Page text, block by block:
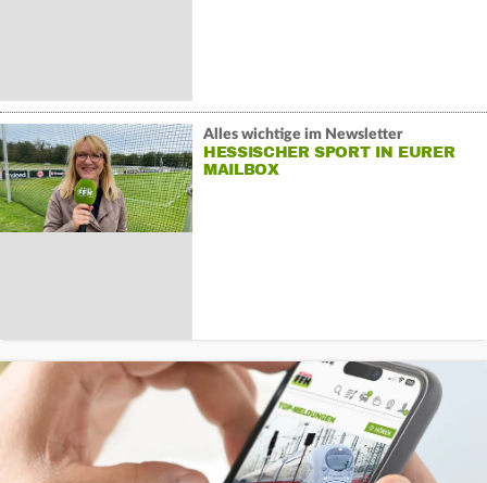
Alles wichtige im Newsletter
HESSISCHER SPORT IN EURER
MAILBOX